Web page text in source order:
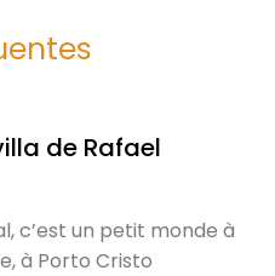
de Rafael
c’est un petit monde à
à Porto Cristo